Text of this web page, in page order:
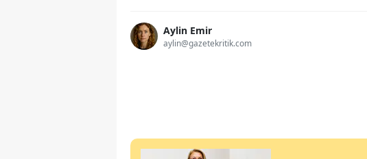
Aylin Emir
aylin@gazetekritik.com